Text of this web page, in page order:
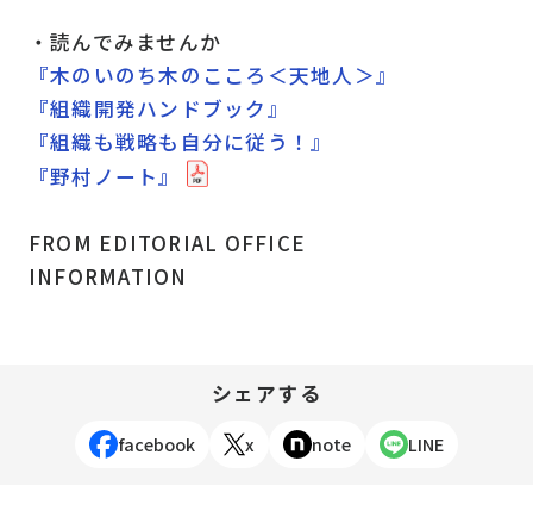
・読んでみませんか
『木のいのち木のこころ＜天地人＞』
『組織開発ハンドブック』
『組織も戦略も自分に従う！』
『野村ノート』
FROM EDITORIAL OFFICE
INFORMATION
シェアする
facebook x note LINE